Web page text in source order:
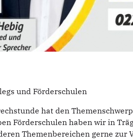
und Förderschulen
hat den
Förderschulen haben wir in
Themenbereichen gerne zur